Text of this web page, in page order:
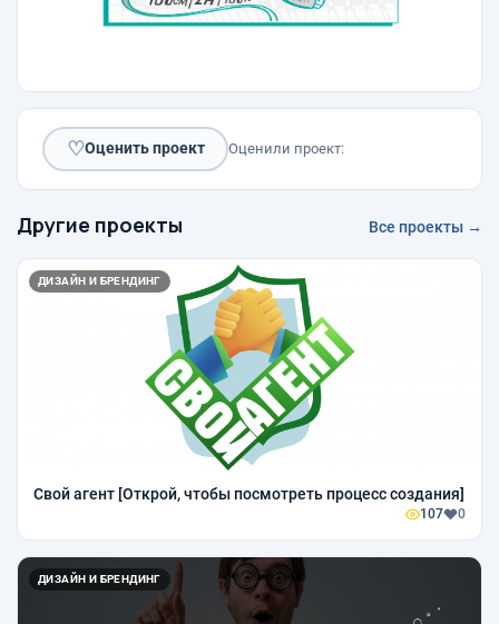
♡Оценить проект Оценили проект:
Другие проекты Все проекты →
ДИЗАЙН И БРЕНДИНГ
Свой агент [Открой, чтобы посмотреть процесс создания]
107 0
ДИЗАЙН И БРЕНДИНГ